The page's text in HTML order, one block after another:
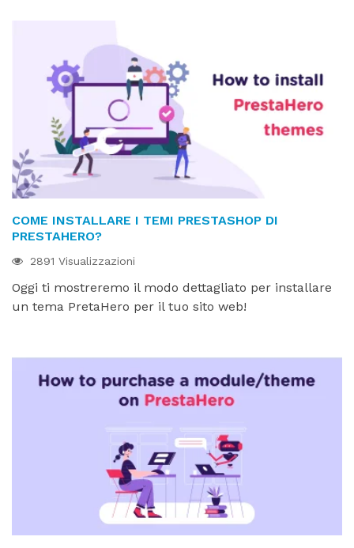
COME INSTALLARE I TEMI PRESTASHOP DI
PRESTAHERO?
2891 Visualizzazioni
Oggi ti mostreremo il modo dettagliato per installare
un tema PretaHero per il tuo sito web!